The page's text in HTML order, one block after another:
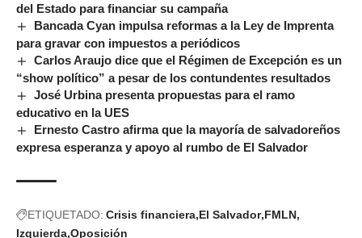
del Estado para financiar su campaña
Bancada Cyan impulsa reformas a la Ley de Imprenta
para gravar con impuestos a periódicos
Carlos Araujo dice que el Régimen de Excepción es un
“show político” a pesar de los contundentes resultados
José Urbina presenta propuestas para el ramo
educativo en la UES
Ernesto Castro afirma que la mayoría de salvadoreños
expresa esperanza y apoyo al rumbo de El Salvador
ETIQUETADO: Crisis financiera El Salvador FMLN
Izquierda Oposición